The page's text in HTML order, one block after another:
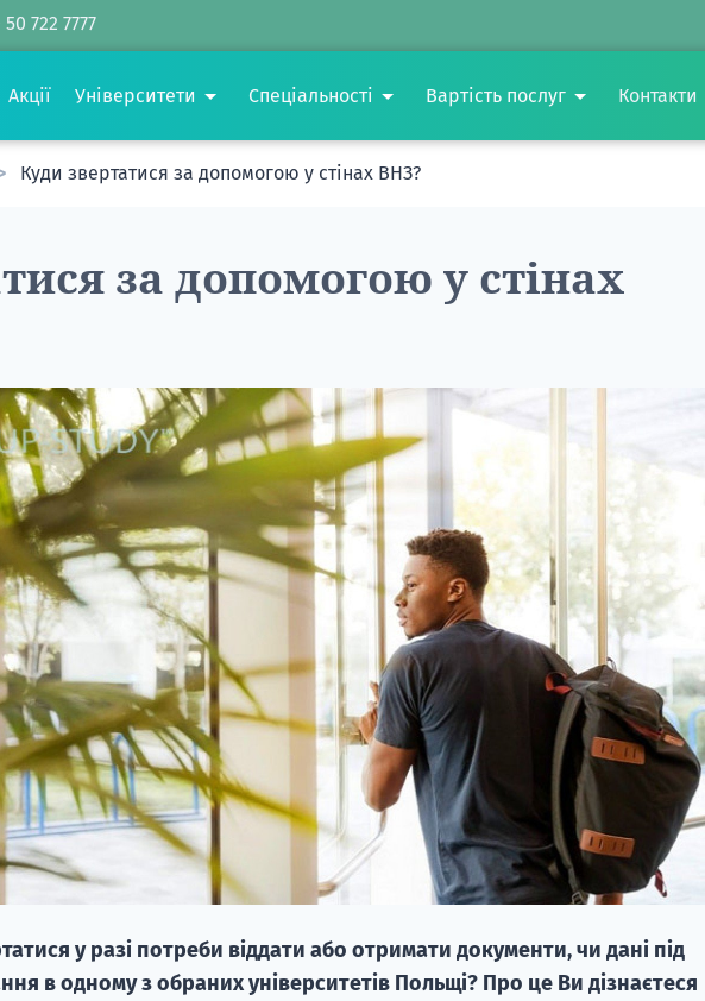
50 722 7777
Акції Університети Спеціальності Вартість послуг Контакти
Куди звертатися за допомогою у стінах ВНЗ?
за допомогою у стінах
у разі потреби віддати або отримати документи, чи дані під
в одному з обраних університетів Польщі? Про це Ви дізнаєтеся